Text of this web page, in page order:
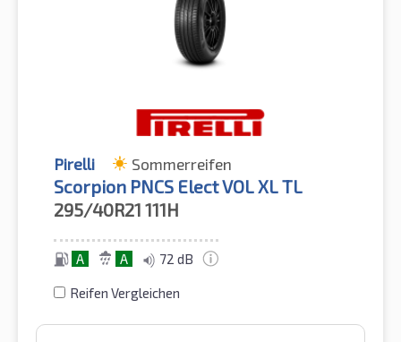
Pirelli Sommerreifen
Scorpion PNCS Elect VOL XL TL
295/40R21 111H
A A 72 dB
Reifen Vergleichen